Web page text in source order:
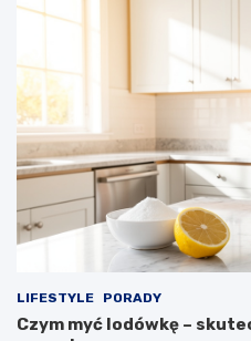
LIFESTYLE PORADY
Czym myć lodówkę –